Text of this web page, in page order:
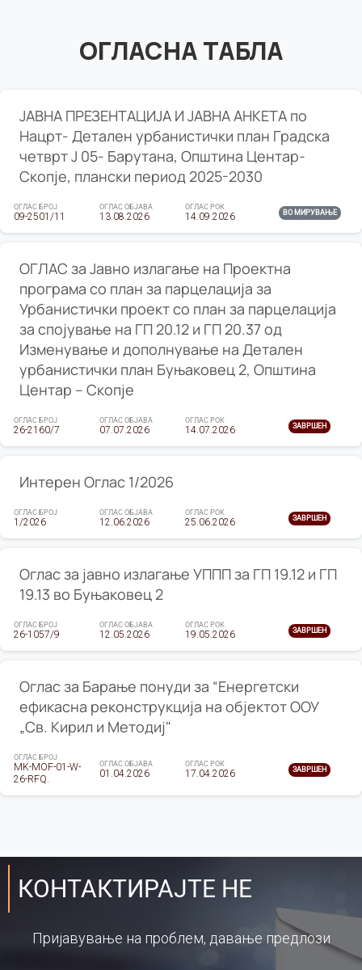
ОГЛАСНА ТАБЛА
ЈАВНА ПРЕЗЕНТАЦИЈА И ЈАВНА АНКЕТА по
Нацрт- Детален урбанистички план Градска
четврт Ј 05- Барутана, Општина Центар-
Скопје, плански период 2025-2030
ОГЛАС БРОЈ
09-2501/11
ОГЛАС ОБЈАВА
13.08.2026
ОГЛАС РОК
14.09.2026 ВО МИРУВАЊЕ
ОГЛАС за Јавно излагање на Проектна
програма со план за парцелација за
Урбанистички проект со план за парцелација
за спојување на ГП 20.12 и ГП 20.37 од
Изменување и дополнување на Детален
урбанистички план Буњаковец 2, Општина
Центар – Скопје
ОГЛАС БРОЈ
26-2160/7
ОГЛАС ОБЈАВА
07.07.2026
ОГЛАС РОК
14.07.2026 ЗАВРШЕН
Интерен Оглас 1/2026
ОГЛАС БРОЈ
1/2026
ОГЛАС ОБЈАВА
12.06.2026
ОГЛАС РОК
25.06.2026 ЗАВРШЕН
Оглас за јавно излагање УППП за ГП 19.12 и ГП
19.13 во Буњаковец 2
ОГЛАС БРОЈ
26-1057/9
ОГЛАС ОБЈАВА
12.05.2026
ОГЛАС РОК
19.05.2026 ЗАВРШЕН
Оглас за Барање понуди за “Енергетски
ефикасна реконструкција на објектот ООУ
„Св. Кирил и Методиј"
ОГЛАС БРОЈ
MK-MOF-01-W-
26-RFQ.
ОГЛАС ОБЈАВА
01.04.2026
ОГЛАС РОК
17.04.2026 ЗАВРШЕН
КОНТАКТИРАЈТЕ НЕ
Пријавување на проблем, давање предлози